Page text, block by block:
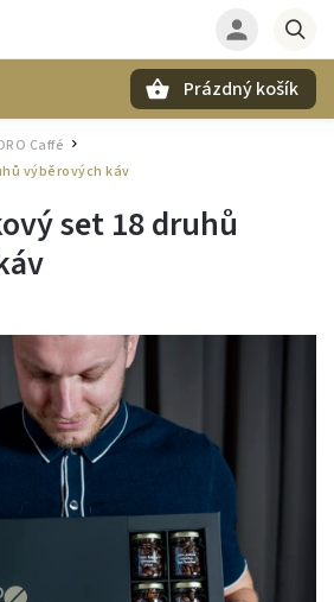
Prázdný košík
Caffé /
výběrových káv
set 18 druhů